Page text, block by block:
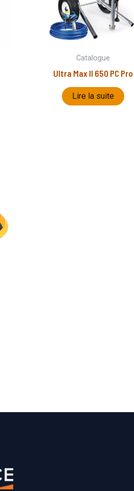
Catalogue
Ultra Max II 650 PC Pro
Lire la suite